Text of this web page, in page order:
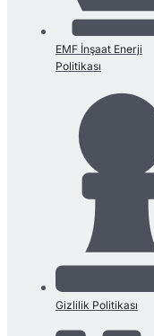
EMF İnşaat Enerji
Politikası
Gizlilik Politikası